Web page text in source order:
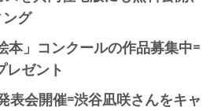
グ
本」コンクールの作品募集中=
レゼント
表会開催=渋谷凪咲さんをキャ